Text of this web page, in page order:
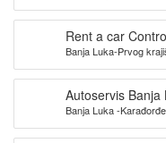
Rent a car
Banja Luka-Prvog
Autoservis
Banja Luka -